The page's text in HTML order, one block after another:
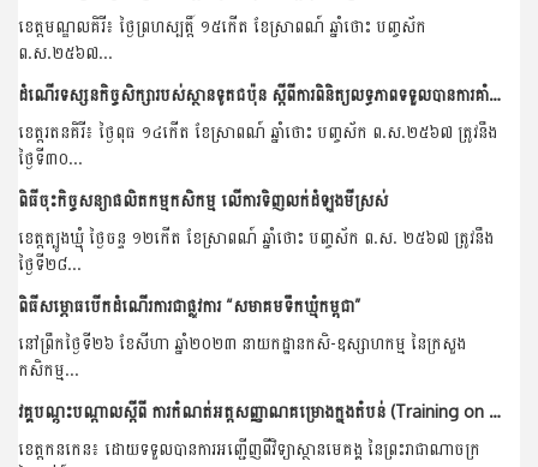
ខេត្តមណ្ឌលគិរី៖ ថ្ងៃព្រហស្បត្តិ៍ ១៥កើត ខែស្រាពណ៍ ឆ្នាំថោះ បញ្ចស័ក
ព.ស.២៥៦៧...
ដំណើរទស្សនកិច្ចសិក្សារបស់ស្ថានទូតជប៉ុន ស្តីពីការពិនិត្យលទ្ធភាពទទួលបានការគាំទ្រគម្រោងគូសាណូណេរបស់សហគមន៍កសិកម្ម
ខេត្តរតនគិរី៖ ថ្ងៃពុធ ១៤កើត ខែស្រាពណ៍ ឆ្នាំថោះ បញ្ចស័ក ព.ស.២៥៦៧ ត្រូវនឹង
ថ្ងៃទី៣០...
ពិធីចុះកិច្ចសន្យាផលិតកម្មកសិកម្ម លើការទិញលក់ដំឡូងមីស្រស់
ខេត្តត្បូងឃ្មុំ ថ្ងៃចន្ទ ១២កើត ខែស្រាពណ៍ ឆ្នាំថោះ បញ្ចស័ក ព.ស. ២៥៦៧ ត្រូវនឹង
ថ្ងៃទី២៨...
ពិធីសម្ភោធបើកដំណើរការជាផ្លូវការ “សមាគមទឹកឃ្មុំកម្ពុជា”
នៅព្រឹកថ្ងៃទី២៦ ខែសីហា ឆ្នាំ២០២៣ នាយកដ្ឋានកសិ-ឧស្សាហកម្ម នៃក្រសួង
កសិកម្ម...
វគ្គបណ្ដុះបណ្ដាលស្ដីពី ការកំណត់អត្តសញ្ញាណគម្រោងក្នុងតំបន់ (Training on Regional Project Identification)
ខេត្តកនកេន៖ ដោយទទួលបានការអញ្ជើញពីវិទ្យាស្ថានមេគង្គ នៃព្រះរាជាណាចក្រ